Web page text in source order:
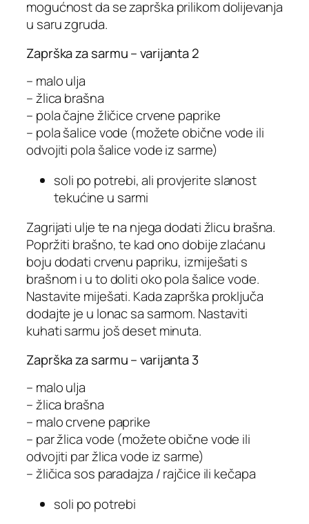
mogućnost da se zaprška prilikom dolijevanja
u saru zgruda.
Zaprška za sarmu – varijanta 2
– malo ulja
– žlica brašna
– pola čajne žličice crvene paprike
– pola šalice vode (možete obične vode ili
odvojiti pola šalice vode iz sarme)
soli po potrebi, ali provjerite slanost
tekućine u sarmi
Zagrijati ulje te na njega dodati žlicu brašna.
Popržiti brašno, te kad ono dobije zlaćanu
boju dodati crvenu papriku, izmiješati s
brašnom i u to doliti oko pola šalice vode.
Nastavite miješati. Kada zaprška proključa
dodajte je u lonac sa sarmom. Nastaviti
kuhati sarmu još deset minuta.
Zaprška za sarmu – varijanta 3
– malo ulja
– žlica brašna
– malo crvene paprike
– par žlica vode (možete obične vode ili
odvojiti par žlica vode iz sarme)
– žličica sos paradajza / rajčice ili kečapa
soli po potrebi